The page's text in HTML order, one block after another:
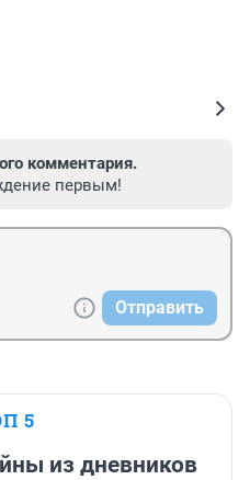
комментария.
первым!
Отправить
5
из дневников